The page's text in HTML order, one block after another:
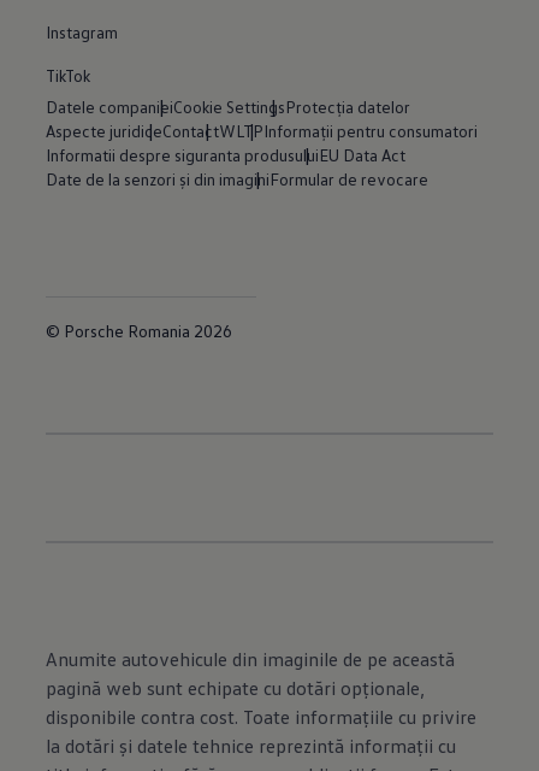
Instagram
TikTok
Datele companieiCookie SettingsProtecția datelor
Aspecte juridiceContactWLTPInformații pentru consumatori
Informatii despre siguranta produsuluiEU Data Act
Date de la senzori și din imaginiFormular de revocare
© Porsche Romania 2026
Anumite autovehicule din imaginile de pe această
pagină web sunt echipate cu dotări opţionale,
disponibile contra cost. Toate informaţiile cu privire
la dotări şi datele tehnice reprezintă informaţii cu